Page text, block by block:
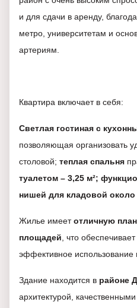
и для сдачи в аренду,
метро, университетам и
артериям.
Квартира включает в себя:
Светлая гостиная с
позволяющая организовать
столовой; теплая спальня
туалетом – 3,25 м²;
нишей для кладовой около
Жилье имеетотличную
площадей , что
эффективное использование
Здание находится в районе
архитектурой,